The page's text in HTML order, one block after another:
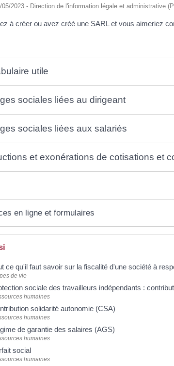
2023 - Direction de l'information légale et administrative
à créer ou avez créé une SARL et vous aimeriez
utile
sociales liées au dirigeant
sociales liées aux salariés
et exonérations de cotisations et
en ligne et formulaires
ce qu'il faut savoir sur la fiscalité d'une société à
de vie
sociale des travailleurs indépendants :
humaines
solidarité autonomie (CSA)
humaines
de garantie des salaires (AGS)
humaines
social
humaines